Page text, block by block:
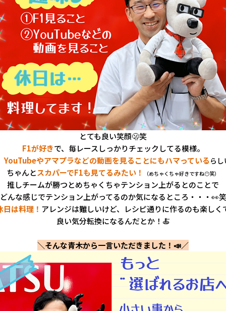
とても良い笑顔🫢笑
F1が好きで、毎レースしっかりチェックしてる模様。
YouTubeやアマプラなどの動画を見ることにもハマっている ら
ちゃんとスカパーでF1も見てるみたい！ （めちゃくちゃ好きですね😶笑）
推しチームが勝つとめちゃくちゃテンション上がるとのことで
どんな感じでテンション上がってるのか気になるところ・・・👀笑
日は料理！ アレンジは難しいけど、レシピ通りに作るのも楽しく
良い気分転換になるんだとか！🍝
＼そんな青木から一言いただきました！📣／